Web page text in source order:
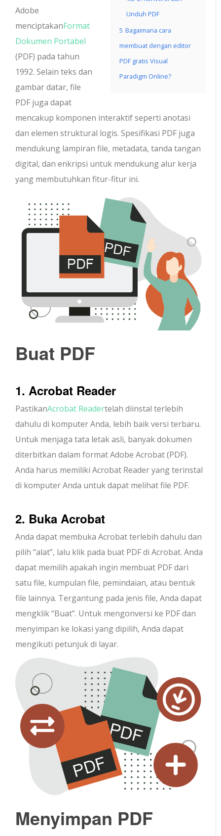
Unduh PDF
5 Bagaimana cara
membuat dengan editor
PDF gratis Visual
Paradigm Online?
Adobe
menciptakanFormat
Dokumen Portabel
(PDF) pada tahun
1992. Selain teks dan
gambar datar, file
PDF juga dapat
mencakup komponen interaktif seperti anotasi
dan elemen struktural logis. Spesifikasi PDF juga
mendukung lampiran file, metadata, tanda tangan
digital, dan enkripsi untuk mendukung alur kerja
yang membutuhkan fitur-fitur ini.
Buat PDF
1. Acrobat Reader
PastikanAcrobat Readertelah diinstal terlebih
dahulu di komputer Anda, lebih baik versi terbaru.
Untuk menjaga tata letak asli, banyak dokumen
diterbitkan dalam format Adobe Acrobat (PDF).
Anda harus memiliki Acrobat Reader yang terinstal
di komputer Anda untuk dapat melihat file PDF.
2. Buka Acrobat
Anda dapat membuka Acrobat terlebih dahulu dan
pilih “alat”, lalu klik pada buat PDF di Acrobat. Anda
dapat memilih apakah ingin membuat PDF dari
satu file, kumpulan file, pemindaian, atau bentuk
file lainnya. Tergantung pada jenis file, Anda dapat
mengklik “Buat”. Untuk mengonversi ke PDF dan
menyimpan ke lokasi yang dipilih, Anda dapat
mengikuti petunjuk di layar.
Menyimpan PDF